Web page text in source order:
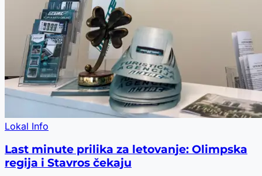
Lokal Info
Last minute prilika za letovanje: Olimpska
regija i Stavros čekaju